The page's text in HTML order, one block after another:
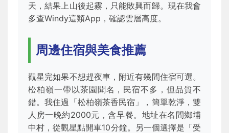
天，結果上山後起霧，只能敗興而歸。現在我會
多查Windy這類App，確認雲層高度。
周邊住宿與美食推薦
觀星完如果不想趕夜車，附近有幾間住宿可選。
松柏嶺一帶以茶園聞名，民宿不多，但品質不
錯。我住過「松柏嶺茶香民宿」，簡單乾淨，雙
人房一晚約2000元，含早餐。地址在名間鄉埔
中村，從觀星點開車10分鐘。另一個選擇是「受